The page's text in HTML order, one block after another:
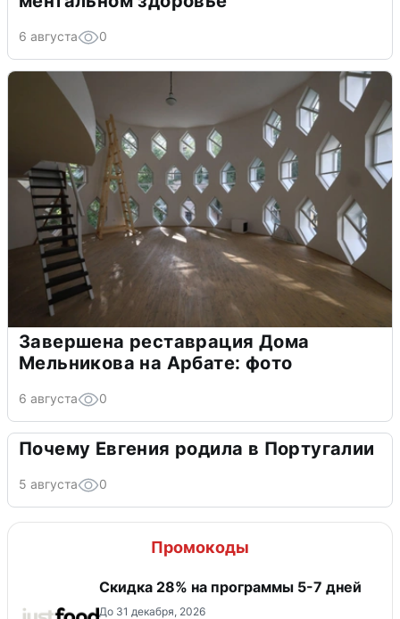
6 августа 0
Завершена реставрация Дома
Мельникова на Арбате: фото
6 августа 0
Почему Евгения родила в Португалии
5 августа 0
Промокоды
Скидка 28% на программы 5-7 дней
До 31 декабря, 2026